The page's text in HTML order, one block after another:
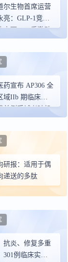
尔生物首席运营
亮：GLP-1竞争
变下，三重激动
药宣布 AP306 全
域IIb 期临床试
首例受试者随机
研报：适用于偶
递送的多肽
抗炎、修复多重
301例临床实证